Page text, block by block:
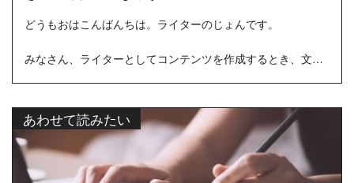
どうもおはこんばんちは。ライターのじょんです。
みなさん、ライターとしてコンテンツを作成するとき、文字
あわせて読みたい